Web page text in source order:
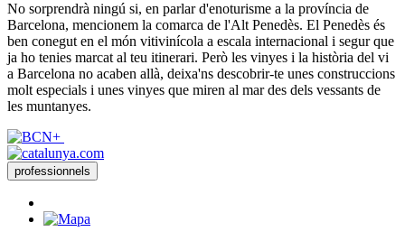
No sorprendrà ningú si, en parlar d'enoturisme a la província de
Barcelona, mencionem la comarca de l'Alt Penedès. El Penedès és
ben conegut en el món vitivinícola a escala internacional i segur que
ja ho tenies marcat al teu itinerari. Però les vinyes i la història del vi
a Barcelona no acaben allà, deixa'ns descobrir-te unes construccions
molt especials i unes vinyes que miren al mar des dels vessants de
les muntanyes.
professionnels